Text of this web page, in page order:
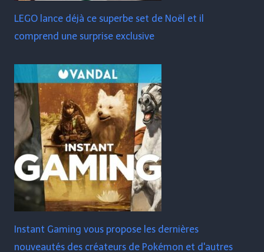
LEGO lance déjà ce superbe set de Noël et il
comprend une surprise exclusive
Instant Gaming vous propose les dernières
nouveautés des créateurs de Pokémon et d'autres